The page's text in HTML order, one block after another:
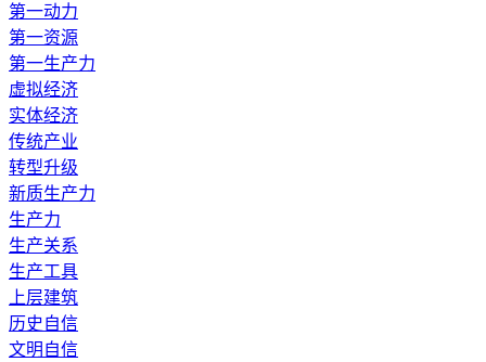
第一动力
第一资源
第一生产力
虚拟经济
实体经济
传统产业
转型升级
新质生产力
生产力
生产关系
生产工具
上层建筑
历史自信
文明自信